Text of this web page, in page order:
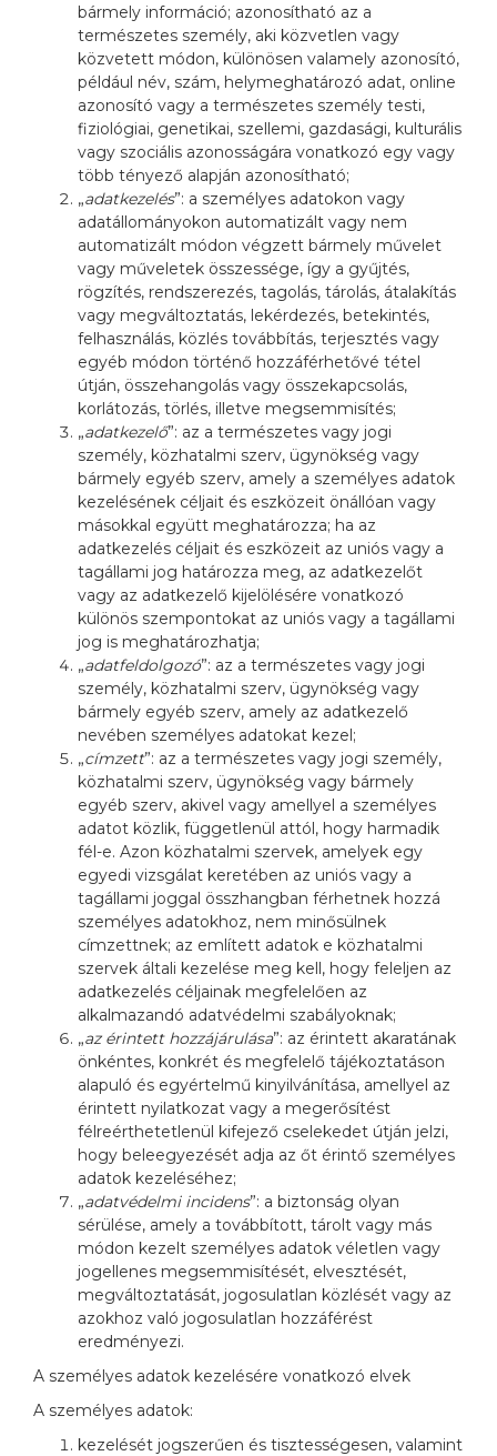
bármely információ; azonosítható az a
természetes személy, aki közvetlen vagy
közvetett módon, különösen valamely azonosító,
például név, szám, helymeghatározó adat, online
azonosító vagy a természetes személy testi,
fiziológiai, genetikai, szellemi, gazdasági, kulturális
vagy szociális azonosságára vonatkozó egy vagy
több tényező alapján azonosítható;
„adatkezelés”: a személyes adatokon vagy
adatállományokon automatizált vagy nem
automatizált módon végzett bármely művelet
vagy műveletek összessége, így a gyűjtés,
rögzítés, rendszerezés, tagolás, tárolás, átalakítás
vagy megváltoztatás, lekérdezés, betekintés,
felhasználás, közlés továbbítás, terjesztés vagy
egyéb módon történő hozzáférhetővé tétel
útján, összehangolás vagy összekapcsolás,
korlátozás, törlés, illetve megsemmisítés;
„adatkezelő”: az a természetes vagy jogi
személy, közhatalmi szerv, ügynökség vagy
bármely egyéb szerv, amely a személyes adatok
kezelésének céljait és eszközeit önállóan vagy
másokkal együtt meghatározza; ha az
adatkezelés céljait és eszközeit az uniós vagy a
tagállami jog határozza meg, az adatkezelőt
vagy az adatkezelő kijelölésére vonatkozó
különös szempontokat az uniós vagy a tagállami
jog is meghatározhatja;
„adatfeldolgozó”: az a természetes vagy jogi
személy, közhatalmi szerv, ügynökség vagy
bármely egyéb szerv, amely az adatkezelő
nevében személyes adatokat kezel;
„címzett”: az a természetes vagy jogi személy,
közhatalmi szerv, ügynökség vagy bármely
egyéb szerv, akivel vagy amellyel a személyes
adatot közlik, függetlenül attól, hogy harmadik
fél-e. Azon közhatalmi szervek, amelyek egy
egyedi vizsgálat keretében az uniós vagy a
tagállami joggal összhangban férhetnek hozzá
személyes adatokhoz, nem minősülnek
címzettnek; az említett adatok e közhatalmi
szervek általi kezelése meg kell, hogy feleljen az
adatkezelés céljainak megfelelően az
alkalmazandó adatvédelmi szabályoknak;
„az érintett hozzájárulása”: az érintett akaratának
önkéntes, konkrét és megfelelő tájékoztatáson
alapuló és egyértelmű kinyilvánítása, amellyel az
érintett nyilatkozat vagy a megerősítést
félreérthetetlenül kifejező cselekedet útján jelzi,
hogy beleegyezését adja az őt érintő személyes
adatok kezeléséhez;
„adatvédelmi incidens”: a biztonság olyan
sérülése, amely a továbbított, tárolt vagy más
módon kezelt személyes adatok véletlen vagy
jogellenes megsemmisítését, elvesztését,
megváltoztatását, jogosulatlan közlését vagy az
azokhoz való jogosulatlan hozzáférést
eredményezi.
A személyes adatok kezelésére vonatkozó elvek
A személyes adatok:
kezelését jogszerűen és tisztességesen, valamint